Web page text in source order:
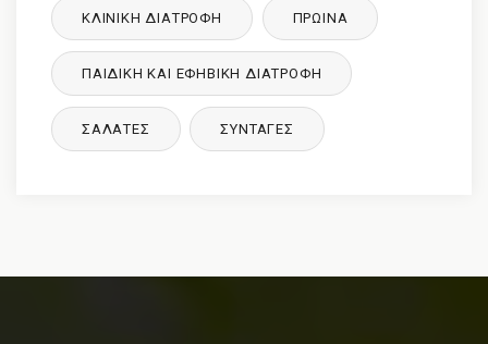
ΚΛΙΝΙΚΉ ΔΙΑΤΡΟΦΉ ΠΡΩΙΝΑ
ΠΑΙΔΙΚΉ ΚΑΙ ΕΦΗΒΙΚΉ ΔΙΑΤΡΌΦΉ
ΣΑΛΑΤΕΣ ΣΥΝΤΑΓΈΣ